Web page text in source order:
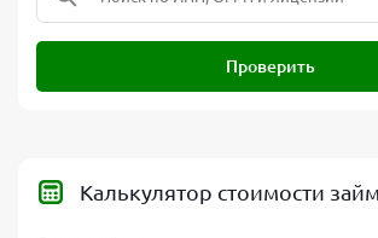
Проверить
Калькулятор стоимости